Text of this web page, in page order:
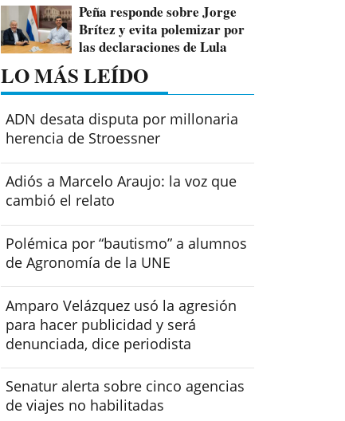
Peña responde sobre Jorge
Brítez y evita polemizar por
las declaraciones de Lula
LO MÁS LEÍDO
ADN desata disputa por millonaria
herencia de Stroessner
Adiós a Marcelo Araujo: la voz que
cambió el relato
Polémica por “bautismo” a alumnos
de Agronomía de la UNE
Amparo Velázquez usó la agresión
para hacer publicidad y será
denunciada, dice periodista
Senatur alerta sobre cinco agencias
de viajes no habilitadas